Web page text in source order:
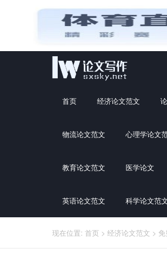
首页 经济论文范文
物流论文范文 心理学论文
教育论文范文 医学论文
英语论文范文 科学论文范
现在位置: 首页 > 经济论文范文 >